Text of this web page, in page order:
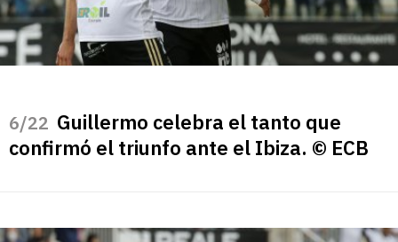
/22 Guillermo celebra el tanto que
confirmó el triunfo ante el Ibiza. © ECB